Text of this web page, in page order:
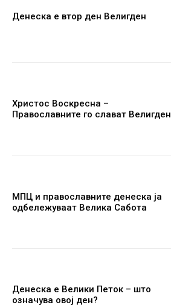
Денеска е втор ден Велигден
Христос Воскресна –
Православните го слават Велигден
МПЦ и православните денеска ја
одбележуваат Велика Сабота
Денеска е Велики Петок – што
означува овој ден?